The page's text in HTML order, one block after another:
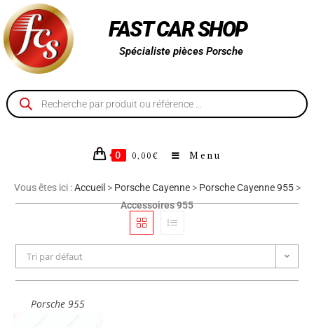
FAST CAR SHOP
Spécialiste pièces Porsche
0 0,00 € Menu
Vous êtes ici :Accueil > Porsche Cayenne> Porsche Cayenne 955>
Accessoires 955
Tri par défaut
Porsche 955